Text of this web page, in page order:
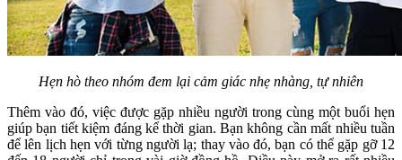
Hẹn hò theo nhóm đem lại cảm giác nhẹ nhàng, tự nhiên
Thêm vào đó, việc được gặp nhiều người trong cùng một buổi hẹn
giúp bạn tiết kiệm đáng kể thời gian. Bạn không cần mất nhiều tuần
để lên lịch hẹn với từng người lạ; thay vào đó, bạn có thể gặp gỡ 12